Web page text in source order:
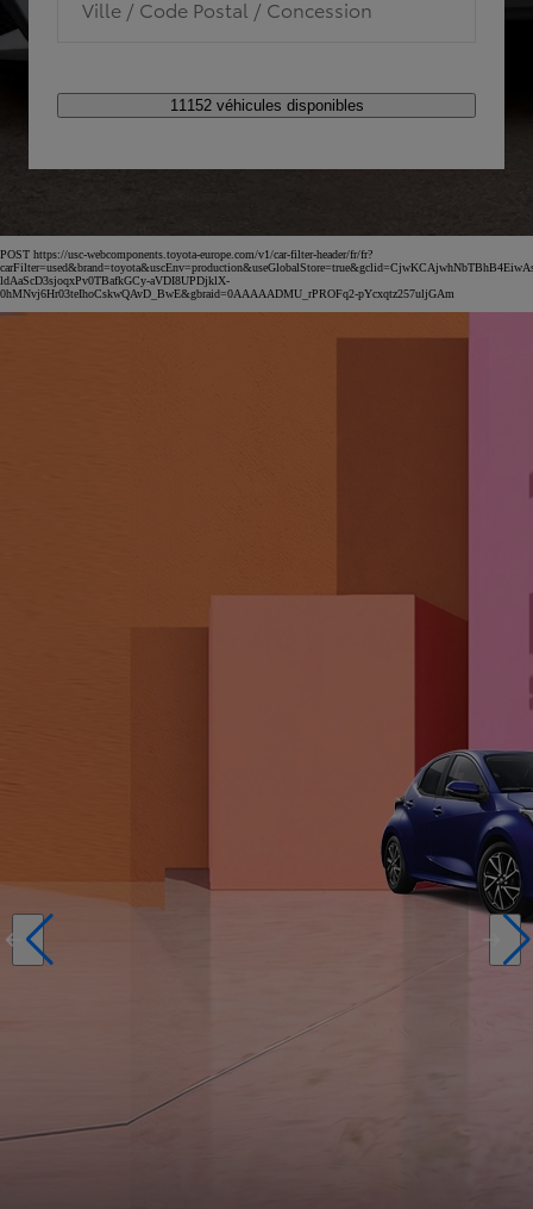
Ville / Code Postal / Concession
11152 véhicules disponibles
POST https://usc-webcomponents.toyota-europe.com/v1/car-filter-header/fr/fr?
ldAaScD3sjoqxPv0TBafkGCy-aVDI8UPDjklX-
0hMNvj6Hr03teIhoCskwQAvD_BwE&gbraid=0AAAAADMU_rPROFq2-pYcxqtz257uljGAm